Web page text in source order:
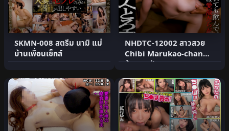
SKMN-008 สตรีม นามิ แม่
บ้านเพื่อนเซ็กส์
NHDTC-12002 สาวสวย
Chibi Marukao-chan
ส้วม 3 เป้า